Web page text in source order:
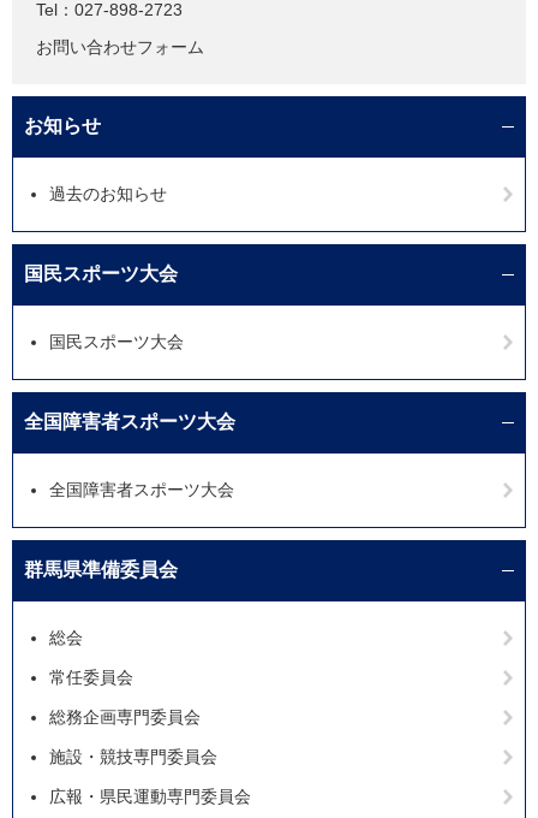
Tel：027-898-2723
お問い合わせフォーム
お知らせ
過去のお知らせ
国民スポーツ大会
国民スポーツ大会
全国障害者スポーツ大会
全国障害者スポーツ大会
群馬県準備委員会
総会
常任委員会
総務企画専門委員会
施設・競技専門委員会
広報・県民運動専門委員会